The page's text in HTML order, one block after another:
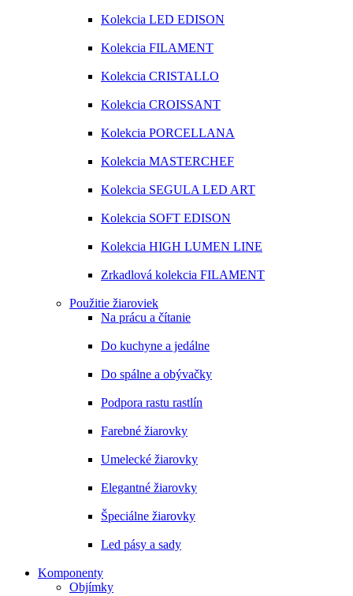
Kolekcia LED EDISON
Kolekcia FILAMENT
Kolekcia CRISTALLO
Kolekcia CROISSANT
Kolekcia PORCELLANA
Kolekcia MASTERCHEF
Kolekcia SEGULA LED ART
Kolekcia SOFT EDISON
Kolekcia HIGH LUMEN LINE
Zrkadlová kolekcia FILAMENT
Použitie žiaroviek
Na prácu a čítanie
Do kuchyne a jedálne
Do spálne a obývačky
Podpora rastu rastlín
Farebné žiarovky
Umelecké žiarovky
Elegantné žiarovky
Špeciálne žiarovky
Led pásy a sady
Komponenty
Objímky